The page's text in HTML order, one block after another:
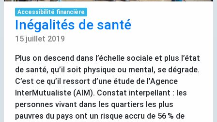
Accessibilité financière
Inégalités de santé
15 juillet 2019
Plus on descend dans l’échelle sociale et plus l’état
de santé, qu’il soit physique ou mental, se dégrade.
C’est ce qu’il ressort d’une étude de l’Agence
InterMutualiste (AIM). Constat interpellant : les
personnes vivant dans les quartiers les plus
pauvres du pays ont un risque accru de 56 % de